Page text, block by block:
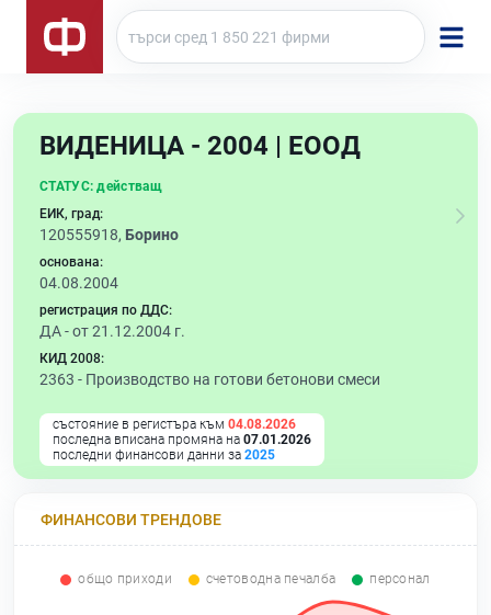
ВИДЕНИЦА - 2004 | ЕООД
СТАТУС: действащ
ЕИК, град:
120555918, Борино
основана:
04.08.2004
регистрация по ДДС:
ДА - от 21.12.2004 г.
КИД 2008:
2363 - Производство на готови бетонови смеси
състояние в регистъра към 04.08.2026
последна вписана промяна на 07.01.2026
последни финансови данни за 2025
ФИНАНСОВИ ТРЕНДОВЕ
общо приходи счетоводна печалба персонал